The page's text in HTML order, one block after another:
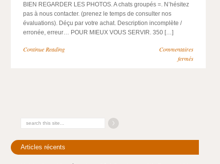
BIEN REGARDER LES PHOTOS. A chats groupés =. N’hésitez
pas à nous contacter. (prenez le temps de consulter nos
évaluations). Déçu par votre achat. Description incomplète /
erronée, erreur… POUR MIEUX VOUS SERVIR. 350 […]
Continue Reading
Commentaires
fermés
Articles récents